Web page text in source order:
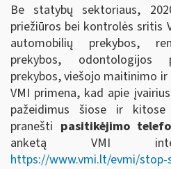
Be statybų sektoriaus,
priežiūros bei kontrolės sritis
automobilių prekybos,
prekybos, odontologijos
prekybos, viešojo maitinimo
VMI primena, kad apie
pažeidimus šiose ir
pranešti pasitikėjimo
anketą VMI
https://www.vmi.lt/evmi/stop-